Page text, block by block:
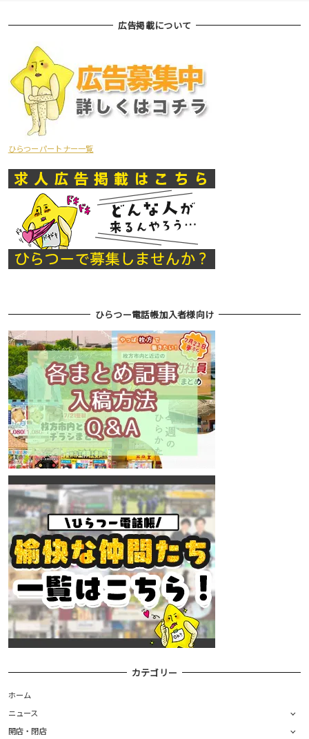
広告掲載について
ひらつーパートナー一覧
ひらつー電話帳加入者様向け
カテゴリー
ホーム
ニュース
開店・閉店